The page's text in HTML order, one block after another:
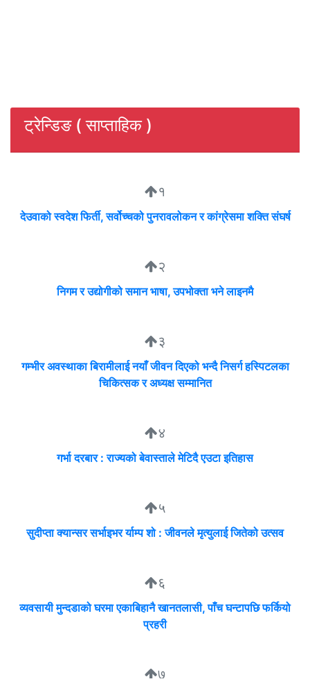
ट्रेन्डिङ ( साप्ताहिक )
१
देउवाको स्वदेश फिर्ती, सर्वोच्चको पुनरावलोकन र कांग्रेसमा शक्ति संघर्ष
२
निगम र उद्योगीको समान भाषा, उपभोक्ता भने लाइनमै
३
गम्भीर अवस्थाका बिरामीलाई नयाँ जीवन दिएको भन्दै निसर्ग हस्पिटलका
चिकित्सक र अध्यक्ष सम्मानित
४
गर्भा दरबार : राज्यको बेवास्ताले मेटिदै एउटा इतिहास
५
सुदीप्ता क्यान्सर सर्भाइभर र्याम्प शो : जीवनले मृत्युलाई जितेको उत्सव
६
व्यवसायी मुन्दडाको घरमा एकाबिहानै खानतलासी, पाँच घन्टापछि फर्कियो
प्रहरी
७